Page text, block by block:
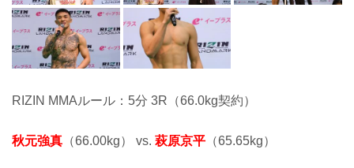
RIZIN MMAルール：5分 3R（66.0kg契約）
秋元強真 （66.00kg） vs. 萩原京平 （65.65kg）